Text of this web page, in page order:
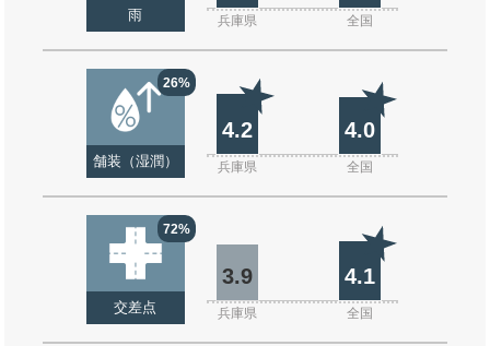
雨 兵庫県 全国
26%
舗装（湿潤）
4.2 4.0
兵庫県 全国
72%
交差点
3.9 4.1
兵庫県 全国